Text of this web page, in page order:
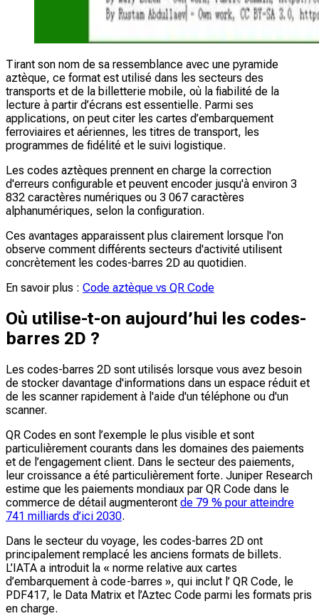
Tirant son nom de sa ressemblance avec une pyramide
aztèque, ce format est utilisé dans les secteurs des
transports et de la billetterie mobile, où la fiabilité de la
lecture à partir d’écrans est essentielle. Parmi ses
applications, on peut citer les cartes d’embarquement
ferroviaires et aériennes, les titres de transport, les
programmes de fidélité et le suivi logistique.
Les codes aztèques prennent en charge la correction
d'erreurs configurable et peuvent encoder jusqu'à environ 3
832 caractères numériques ou 3 067 caractères
alphanumériques, selon la configuration.
Ces avantages apparaissent plus clairement lorsque l'on
observe comment différents secteurs d'activité utilisent
concrètement les codes-barres 2D au quotidien.
En savoir plus : Code aztèque vs QR Code
Où utilise-t-on aujourd’hui les codes-
barres 2D ?
Les codes-barres 2D sont utilisés lorsque vous avez besoin
de stocker davantage d'informations dans un espace réduit et
de les scanner rapidement à l'aide d'un téléphone ou d'un
scanner.
QR Codes en sont l’exemple le plus visible et sont
particulièrement courants dans les domaines des paiements
et de l’engagement client. Dans le secteur des paiements,
leur croissance a été particulièrement forte. Juniper Research
estime que les paiements mondiaux par QR Code dans le
commerce de détail augmenteront de 79 % pour atteindre
741 milliards d’ici 2030.
Dans le secteur du voyage, les codes-barres 2D ont
principalement remplacé les anciens formats de billets.
L’IATA a introduit la « norme relative aux cartes
d’embarquement à code-barres », qui inclut l’ QR Code, le
PDF417, le Data Matrix et l’Aztec Code parmi les formats pris
en charge.